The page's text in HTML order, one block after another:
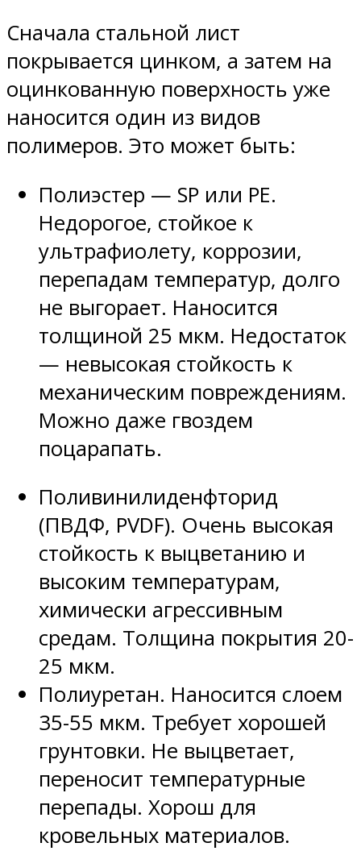
Сначала стальной лист
покрывается цинком, а затем на
оцинкованную поверхность уже
наносится один из видов
полимеров. Это может быть:
Полиэстер — SP или PE.
Недорогое, стойкое к
ультрафиолету, коррозии,
перепадам температур, долго
не выгорает. Наносится
толщиной 25 мкм. Недостаток
— невысокая стойкость к
механическим повреждениям.
Можно даже гвоздем
поцарапать.
Поливинилиденфторид
(ПВДФ, PVDF). Очень высокая
стойкость к выцветанию и
высоким температурам,
химически агрессивным
средам. Толщина покрытия 20-
25 мкм.
Полиуретан. Наносится слоем
35-55 мкм. Требует хорошей
грунтовки. Не выцветает,
переносит температурные
перепады. Хорош для
кровельных материалов.